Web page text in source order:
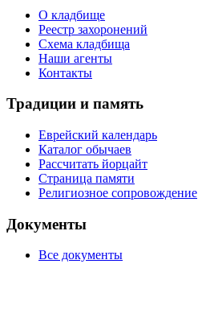
О кладбище
Реестр захоронений
Схема кладбища
Наши агенты
Контакты
Традиции и память
Еврейский календарь
Каталог обычаев
Рассчитать йорцайт
Страница памяти
Религиозное сопровождение
Документы
Все документы